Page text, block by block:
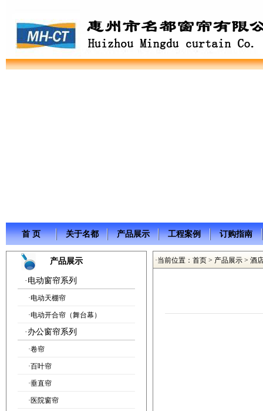
首 页 关于名都 产品展示 工程案例 订购指南
产品展示
· 电动窗帘系列
·电动天棚帘
·电动开合帘（舞台幕）
· 办公窗帘系列
·卷帘
·百叶帘
·垂直帘
· 医院窗帘
·当前位置： 首页 > 产品展示 > 酒